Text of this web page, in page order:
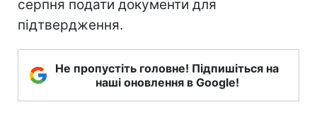
серпня подати документи для
підтвердження.
Не пропустіть головне! Підпишіться на
наші оновлення в Google!